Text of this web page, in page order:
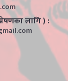
लागि ) :